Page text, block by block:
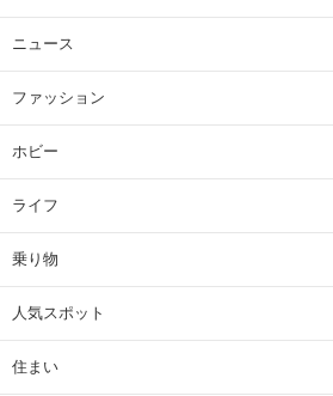
ニュース
ファッション
ホビー
ライフ
乗り物
人気スポット
住まい